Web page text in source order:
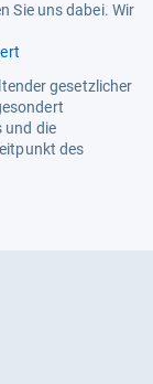
Plush Toy
& Games – 5
Sie uns dabei. Wir
gesetzlicher
und die
des